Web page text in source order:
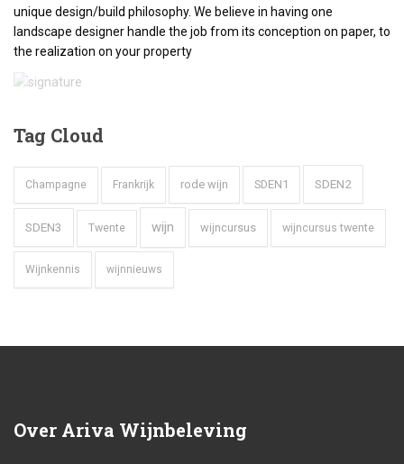
unique design/build philosophy. We believe in having one
landscape designer handle the job from its conception on paper, to
the realization on your property
Tag Cloud
Champagne Frankrijk rode wijn SDEN1 SDEN2
SDEN3 Twente wijn wijncursus wijncursus twente
Wijnkennis wijnnieuws
Over Ariva Wijnbeleving